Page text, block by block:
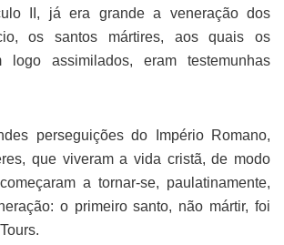
II, já era grande a veneração dos
os santos mártires, aos quais os
logo assimilados, eram testemunhas
perseguições do Império Romano,
que viveram a vida cristã, de modo
a tornar-se, paulatinamente,
o primeiro santo, não mártir, foi